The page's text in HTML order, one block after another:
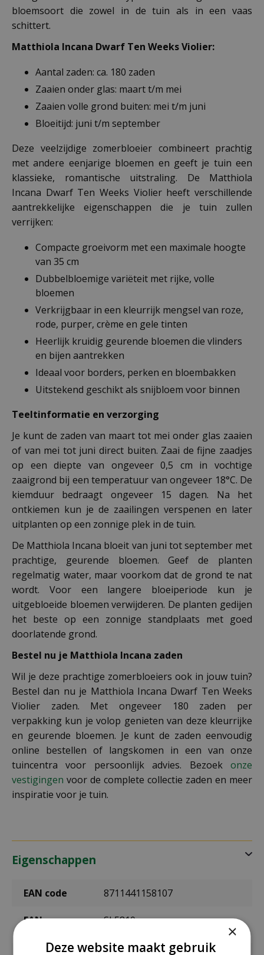
bloemsoort die zowel in de tuin als in een vaas
schittert.
Matthiola Incana Dwarf Ten Weeks Violier:
Aantal zaden: ca. 180 zaden
Zaaien onder glas: maart t/m mei
Zaaien volle grond buiten: mei t/m juni
Bloeitijd: juni t/m september
Deze veelzijdige zomerbloeier combineert prachtig
met andere eenjarige bloemen en geeft je tuin een
klassieke, romantische uitstraling. De Matthiola
Incana Dwarf Ten Weeks Violier heeft verschillende
aantrekkelijke eigenschappen die je tuin zullen
verrijken:
Compacte groeivorm met een maximale hoogte
van 35 cm
Dubbelbloemige variëteit met rijke, volle
bloemen
Verkrijgbaar in een kleurrijk mengsel van roze,
rode, purper, crème en gele tinten
Heerlijk kruidig geurende bloemen die vlinders
en bijen aantrekken
Ideaal voor borders, perken en bloembakken
Uitstekend geschikt als snijbloem voor binnen
Teeltinformatie en verzorging
Je kunt de zaden van maart tot mei onder glas zaaien
of van mei tot juni direct buiten. Zaai de fijne zaadjes
op een diepte van ongeveer 0,5 cm in vochtige
zaaigrond bij een temperatuur van ongeveer 18°C. De
kiemduur bedraagt ongeveer 15 dagen. Na het
ontkiemen kun je de zaailingen verspenen en later
uitplanten op een zonnige plek in de tuin.
De Matthiola Incana bloeit van juni tot september met
prachtige, geurende bloemen. Geef de planten
regelmatig water, maar voorkom dat de grond te nat
wordt. Voor een langere bloeiperiode kun je
uitgebloeide bloemen verwijderen. De planten gedijen
het beste op een zonnige standplaats met goed
doorlatende grond.
Bestel nu je Matthiola Incana zaden
Wil je deze prachtige zomerbloeiers ook in jouw tuin?
Bestel dan nu je Matthiola Incana Dwarf Ten Weeks
Violier zaden. Met ongeveer 180 zaden per
verpakking kun je volop genieten van deze kleurrijke
en geurende bloemen. Je kunt de zaden eenvoudig
online bestellen of langskomen in een van onze
tuincentra voor persoonlijk advies. Bezoek onze
vestigingen voor de complete collectie zaden en meer
inspiratie voor je tuin.
Eigenschappen
EAN code 8711441158107
EAN SL5810
×
Deze website maakt gebruik